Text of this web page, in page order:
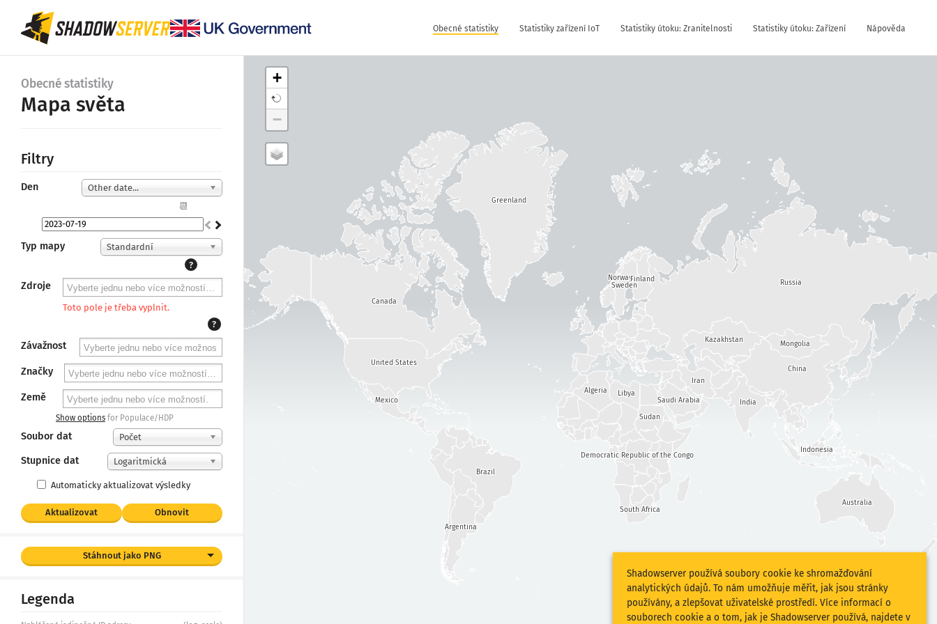
Obecné statistiky Statistiky zařízení IoT Statistiky útoku: Zranitelnosti Statistiky útoku: Zařízení Nápověda
Obecné statistiky
Mapa světa
Filtry
Den Other date...
📆
Typ mapy
Standardní
?
Zdroje
Toto pole je třeba vyplnit.
?
Závažnost
Značky
Země
Show options for Populace/HDP
Soubor dat Počet
Stupnice dat Logaritmická
Automaticky aktualizovat výsledky
Aktualizovat Obnovit
Stáhnout jako PNG
Legenda
Indonesia
Argentina
India
China
Democratic Republic of the Congo
South Africa
Kazakhstan
Brazil
Mongolia
Russia
Norway
Sweden
Finland
Libya
Sudan
Iran
Saudi Arabia
Algeria
United States
Canada
Mexico
Australia
Greenland
+
−
Shadowserver používá soubory cookie ke shromažďování
analytických údajů. To nám umožňuje měřit, jak jsou stránky
používány, a zlepšovat uživatelské prostředí. Více informací o
souborech cookie a o tom, jak je Shadowserver používá, najdete v